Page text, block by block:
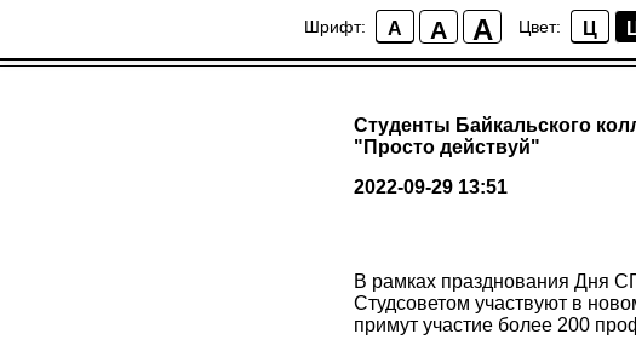
Шрифт: A A A Цвет: Ц
Студенты Байкальского
"Просто действуй"
2022-09-29 13:51
В рамках празднования Дня
Студсоветом участвуют в
примут участие более 200